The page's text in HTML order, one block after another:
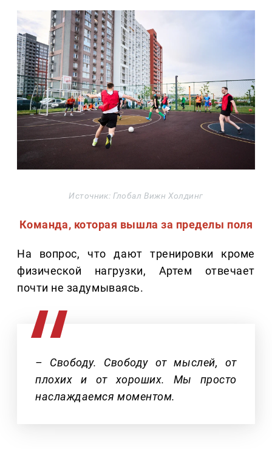
Источник: Глобал Вижн Холдинг
Команда, которая вышла за пределы поля
На вопрос, что дают тренировки кроме
физической нагрузки, Артем отвечает
почти не задумываясь.
– Свободу. Свободу от мыслей, от
плохих и от хороших. Мы просто
наслаждаемся моментом.